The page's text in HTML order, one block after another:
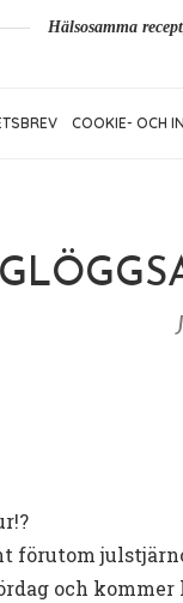
Hälsosamma
COOKIE- OCH
förutom
och